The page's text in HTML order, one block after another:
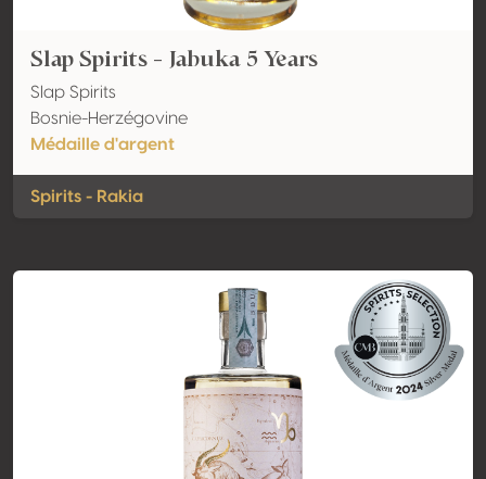
Slap Spirits - Jabuka 5 Years
Slap Spirits
Bosnie-Herzégovine
Médaille d'argent
Spirits - Rakia